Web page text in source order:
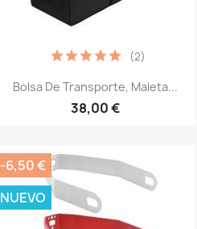
Vista rápida
Bolsa De Transporte, Maleta...
38,00 €
(2)
-6,50 €
NUEVO